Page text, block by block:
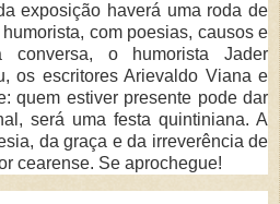
exposição haverá uma roda de
com poesias, causos e
conversa, o humorista Jader
os escritores Arievaldo Viana e
quem estiver presente pode dar
será uma festa quintiniana. A
da graça e da irreverência de
cearense. Se aprochegue!